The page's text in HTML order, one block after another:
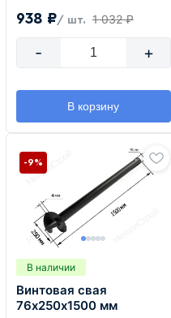
938 ₽/ шт. 1 032 ₽
- +
В корзину
В наличии
Винтовая свая
76х250х1500 мм
-9%